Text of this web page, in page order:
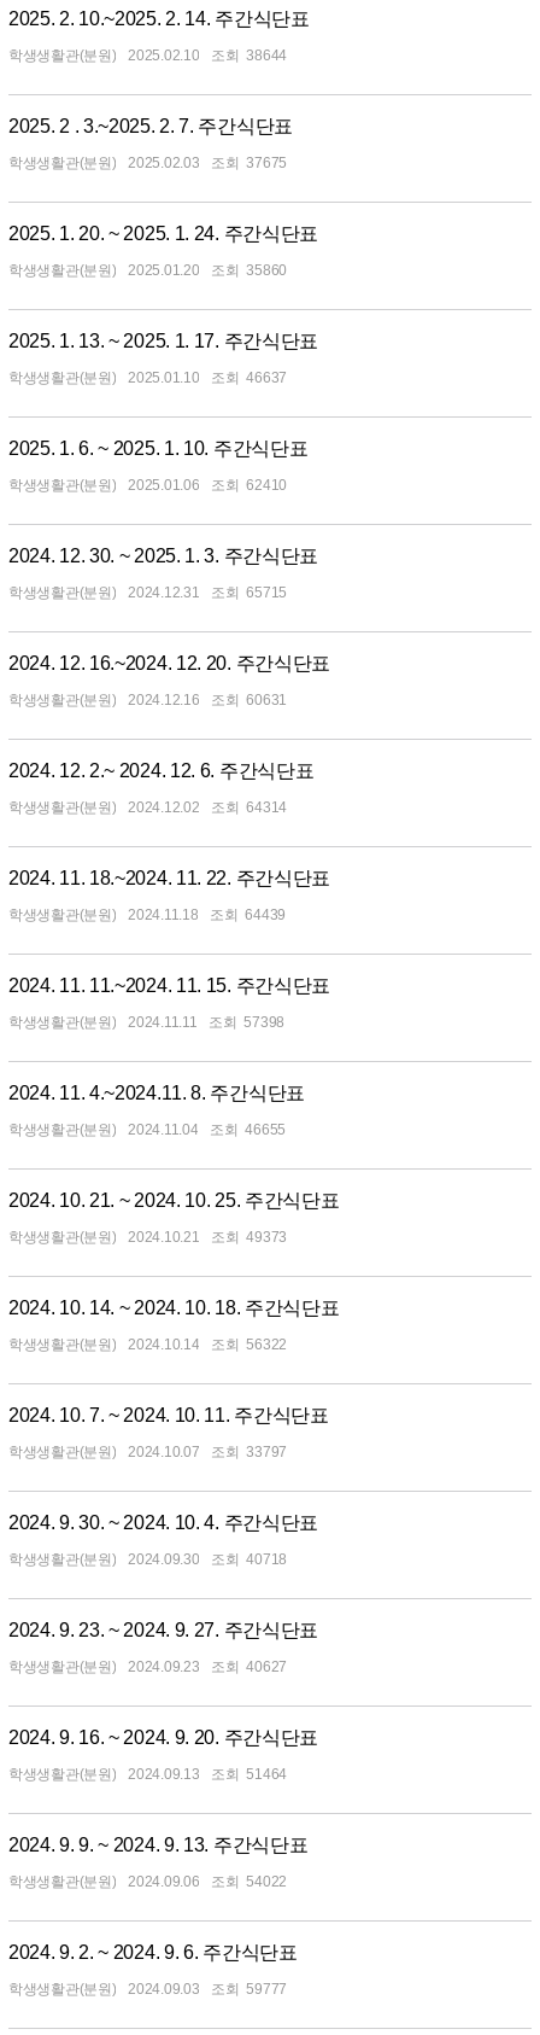
2025. 2. 10.~2025. 2. 14. 주간식단표
학생생활관(분원) 2025.02.10 38644
2025. 2 . 3.~2025. 2. 7. 주간식단표
학생생활관(분원) 2025.02.03 37675
2025. 1. 20. ~ 2025. 1. 24. 주간식단표
학생생활관(분원) 2025.01.20 35860
2025. 1. 13. ~ 2025. 1. 17. 주간식단표
학생생활관(분원) 2025.01.10 46637
2025. 1. 6. ~ 2025. 1. 10. 주간식단표
학생생활관(분원) 2025.01.06 62410
2024. 12. 30. ~ 2025. 1. 3. 주간식단표
학생생활관(분원) 2024.12.31 65715
2024. 12. 16.~2024. 12. 20. 주간식단표
학생생활관(분원) 2024.12.16 60631
2024. 12. 2.~ 2024. 12. 6. 주간식단표
학생생활관(분원) 2024.12.02 64314
2024. 11. 18.~2024. 11. 22. 주간식단표
학생생활관(분원) 2024.11.18 64439
2024. 11. 11.~2024. 11. 15. 주간식단표
학생생활관(분원) 2024.11.11 57398
2024. 11. 4.~2024.11. 8. 주간식단표
학생생활관(분원) 2024.11.04 46655
2024. 10. 21. ~ 2024. 10. 25. 주간식단표
학생생활관(분원) 2024.10.21 49373
2024. 10. 14. ~ 2024. 10. 18. 주간식단표
학생생활관(분원) 2024.10.14 56322
2024. 10. 7. ~ 2024. 10. 11. 주간식단표
학생생활관(분원) 2024.10.07 33797
2024. 9. 30. ~ 2024. 10. 4. 주간식단표
학생생활관(분원) 2024.09.30 40718
2024. 9. 23. ~ 2024. 9. 27. 주간식단표
학생생활관(분원) 2024.09.23 40627
2024. 9. 16. ~ 2024. 9. 20. 주간식단표
학생생활관(분원) 2024.09.13 51464
2024. 9. 9. ~ 2024. 9. 13. 주간식단표
학생생활관(분원) 2024.09.06 54022
2024. 9. 2. ~ 2024. 9. 6. 주간식단표
학생생활관(분원) 2024.09.03 59777